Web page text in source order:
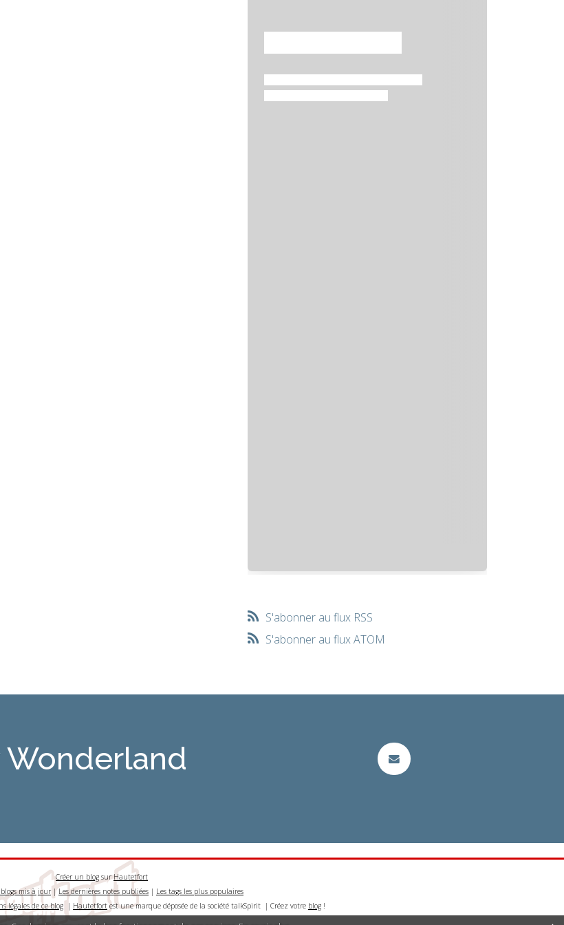
S'abonner au flux RSS
S'abonner au flux ATOM
Wonderland
Créer un blog surHautetfort
mis à jour|Les dernières notes publiées | Les tags les plus populaires
légales de ce blog | Hautetfortest une marque déposée de la société talkSpirit | Créez votre blog !